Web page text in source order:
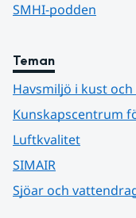
SMHI-podden
Teman
Havsmiljö i kust och
Kunskapscentrum
Luftkvalitet
SIMAIR
Sjöar och